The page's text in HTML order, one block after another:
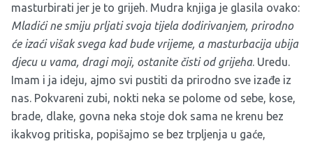
masturbirati jer je to grijeh. Mudra knjiga je glasila ovako:
Mladići ne smiju prljati svoja tijela dodirivanjem, prirodno
će izaći višak svega kad bude vrijeme, a masturbacija ubija
djecu u vama, dragi moji, ostanite čisti od grijeha. Uredu.
Imam i ja ideju, ajmo svi pustiti da prirodno sve izađe iz
nas. Pokvareni zubi, nokti neka se polome od sebe, kose,
brade, dlake, govna neka stoje dok sama ne krenu bez
ikakvog pritiska, popišajmo se bez trpljenja u gaće,